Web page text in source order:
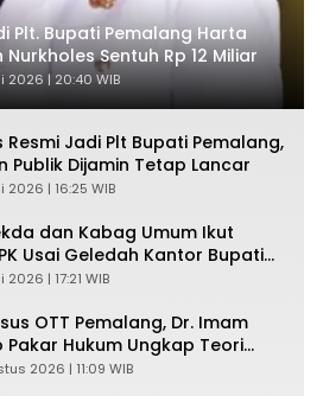
Plt. Bupati Pemalang Harta
Nurkholes Sentuh Rp 12 Miliar
2026 | 20:40 WIB
Resmi Jadi Plt Bupati Pemalang,
Publik Dijamin Tetap Lancar
2026 | 16:25 WIB
dan Kabag Umum Ikut
Usai Geledah Kantor Bupati
2026 | 17:21 WIB
OTT Pemalang, Dr. Imam
Pakar Hukum Ungkap Teori
KPK
2026 | 11:09 WIB